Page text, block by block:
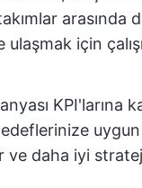
ulaşmak için
KPI'larına
ve daha iyi